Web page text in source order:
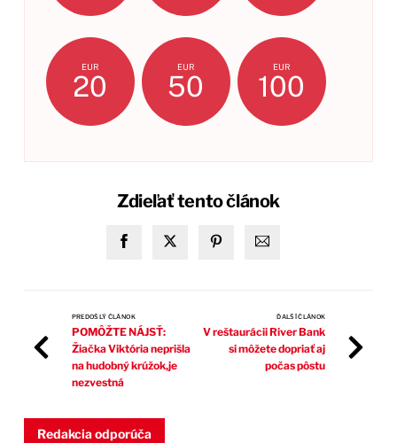
EUR
20
EUR
50
EUR
100
Zdieľať tento článok
PREDOŠLÝ ČLÁNOK
POMÔŽTE NÁJSŤ:
Žiačka Viktória neprišla
na hudobný krúžok,je
nezvestná
ĎALŠÍ ČLÁNOK
V reštaurácii River Bank
si môžete dopriať aj
počas pôstu
Redakcia odporúča